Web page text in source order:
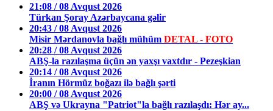
21:08 / 08 Avqust 2026
Türkan Şoray Azərbaycana gəlir
20:43 / 08 Avqust 2026
Misir Mərdanovla bağlı mühüm DETAL - FOTO
20:28 / 08 Avqust 2026
ABŞ-la razılaşma üçün ən yaxşı vaxtdır - Pezeşkian
20:14 / 08 Avqust 2026
İranın Hörmüz boğazı ilə bağlı şərti
20:00 / 08 Avqust 2026
ABŞ və Ukrayna "Patriot"la bağlı razılaşdı: Hər ay...